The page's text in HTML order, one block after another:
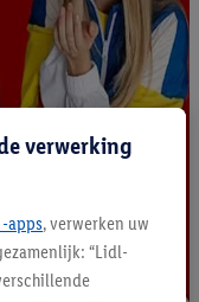
verwerking
apps, verwerken uw
“Lidl-